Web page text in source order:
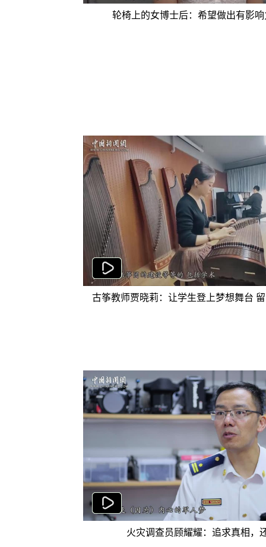
轮椅上的女博士后：希望做出有影
古筝教师贾晓莉：让学生登上梦想舞台
火灾调查员顾耀耀：追求真相，